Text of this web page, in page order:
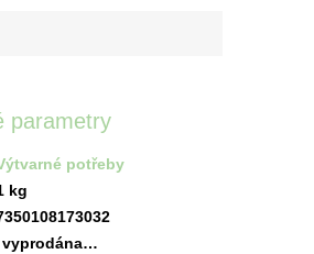
parametry
potřeby
kg
vyprodána…